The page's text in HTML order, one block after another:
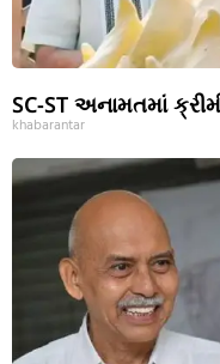
SC-ST અનામતમાં
khabarantar